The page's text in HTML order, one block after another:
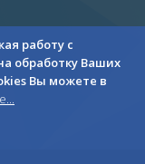
работу с
обработку Ваших
Вы можете в